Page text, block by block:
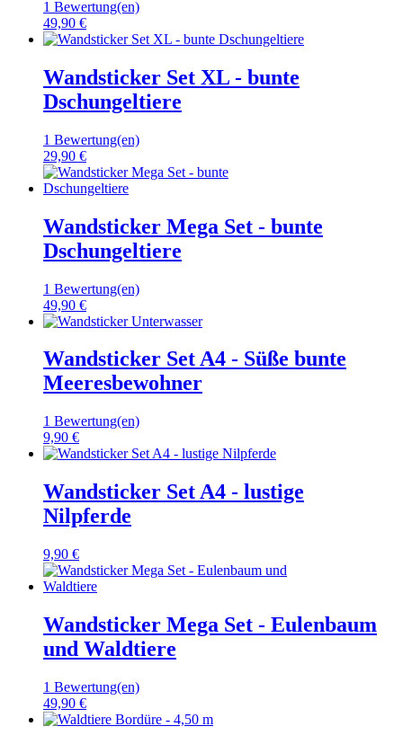
1 Bewertung(en)
49,90 €
Wandsticker Set XL - bunte
Dschungeltiere
1 Bewertung(en)
29,90 €
Wandsticker Mega Set - bunte
Dschungeltiere
1 Bewertung(en)
49,90 €
Wandsticker Set A4 - Süße bunte
Meeresbewohner
1 Bewertung(en)
9,90 €
Wandsticker Set A4 - lustige
Nilpferde
9,90 €
Wandsticker Mega Set - Eulenbaum
und Waldtiere
1 Bewertung(en)
49,90 €